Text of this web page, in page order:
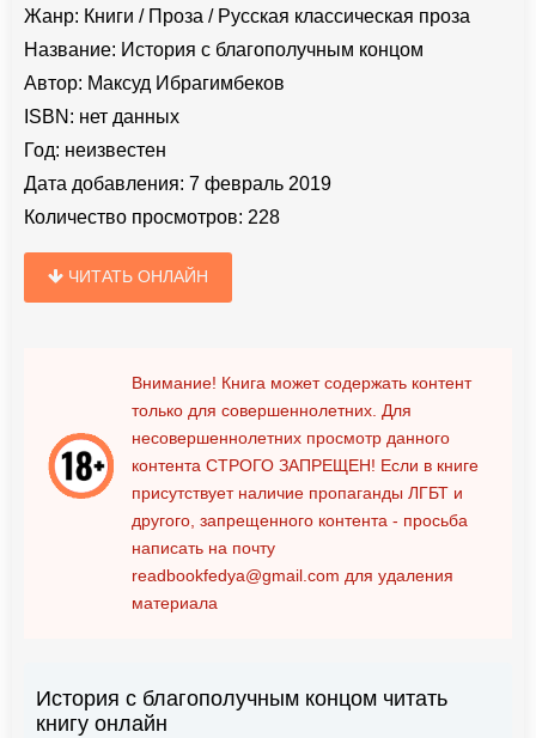
Жанр: Книги / Проза / Русская классическая проза
Название: История с благополучным концом
Автор: Максуд Ибрагимбеков
ISBN: нет данных
Год: неизвестен
Дата добавления: 7 февраль 2019
Количество просмотров: 228
ЧИТАТЬ ОНЛАЙН
Внимание! Книга может содержать контент
только для совершеннолетних. Для
несовершеннолетних просмотр данного
контента СТРОГО ЗАПРЕЩЕН! Если в книге
присутствует наличие пропаганды ЛГБТ и
другого, запрещенного контента - просьба
написать на почту
readbookfedya@gmail.com для удаления
материала
История с благополучным концом читать
книгу онлайн